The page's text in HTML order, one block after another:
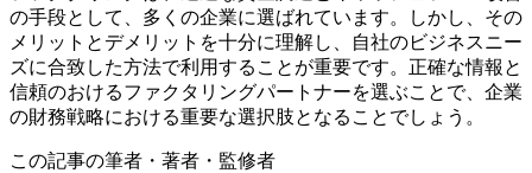
の手段として、多くの企業に選ばれています。しかし、その
メリットとデメリットを十分に理解し、自社のビジネスニー
ズに合致した方法で利用することが重要です。正確な情報と
信頼のおけるファクタリングパートナーを選ぶことで、企業
の財務戦略における重要な選択肢となることでしょう。
この記事の筆者・著者・監修者